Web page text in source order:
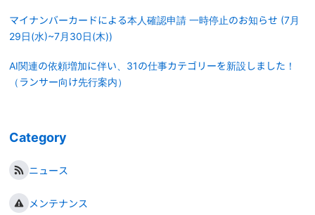
マイナンバーカードによる本人確認申請 一時停止のお知らせ (7月
29日(水)~7月30日(木))
AI関連の依頼増加に伴い、31の仕事カテゴリーを新設しました！
（ランサー向け先行案内）
Category
ニュース
メンテナンス